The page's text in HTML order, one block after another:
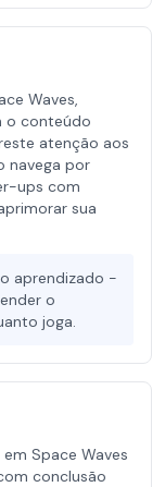
Waves,
o conteúdo
atenção aos
navega por
ups com
sua
aprendizado -
o
joga.
Space Waves
conclusão